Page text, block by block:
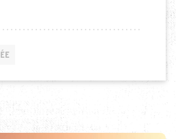
BLOC À FONTAINEBLEAU